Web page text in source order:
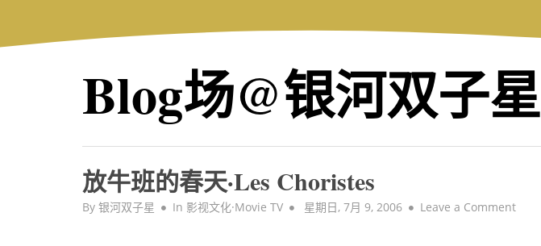
content
Blog场@银河双子星
放牛班的春天·Les Choristes
By 银河双子星 In 影视文化·Movie TV
Posted
星期日, 7月 9, 2006 Leave a Commenton